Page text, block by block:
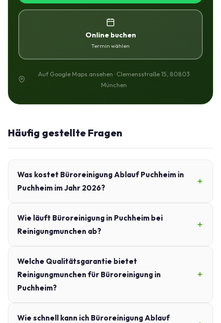
Online buchen
Termin wählen
Auf Google Maps ansehen · Clemensstraße 15, 80803
München
Häufig gestellte Fragen
Was kostet Büroreinigung Ablauf Puchheim in
Puchheim im Jahr 2026?
Wie läuft Büroreinigung in Puchheim bei
Reinigungmunchen ab?
Welche Qualitätsgarantie bietet
Reinigungmunchen für Büroreinigung in
Puchheim?
Wie schnell kann ich Büroreinigung Ablauf